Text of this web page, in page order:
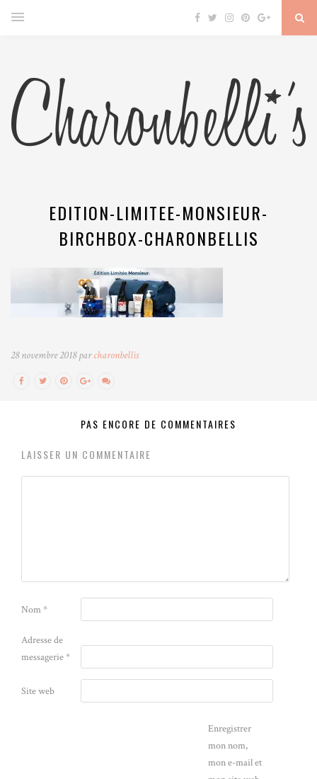
EDITION-LIMITEE-MONSIEUR-
BIRCHBOX-CHARONBELLIS
28 novembre 2018 parcharonbellis
PAS ENCORE DE COMMENTAIRES
LAISSER UN COMMENTAIRE
Nom*
Adresse de
messagerie*
Site web
Enregistrer
mon nom,
mon e-mail et